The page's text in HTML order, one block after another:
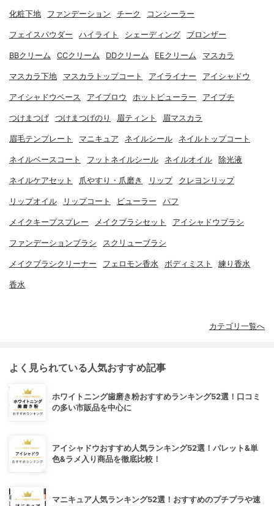
化粧下地 ファンデーション チーク コンシーラー
フェイスパウダー ハイライト シェーディング ブロンザー
BBクリーム CCクリーム DDクリーム EEクリーム マスカラ
マスカラ下地 マスカラトップコート アイライナー アイシャドウ
アイシャドウベース アイブロウ ホットビューラー アイプチ
つけまつげ つけまつげのり 眉ティント 眉マスカラ
眉毛テンプレート マニキュア ネイルシール ネイルトップコート
ネイルベースコート フットネイルシール ネイルオイル 除光液
ネイルケアセット 爪やすり・爪磨き リップ クレヨンリップ
リップオイル リップコート ビューラー パフ
メイクキープスプレー メイクブラシセット アイシャドウブラシ
ファンデーションブラシ スクリューブラシ
メイクブラシクリーナー フェロモン香水 ボディミスト 練り香水
香水
カテゴリ一覧へ
よく見られている人気おすすめ記事
ホワイトニング歯磨き粉おすすめランキング52選！口コミ
の多い市販品を中心に
アイシャドウおすすめ人気ランキング52選！パレット&単
色&ラメ入り商品を徹底比較！
マニキュア人気ランキング52選！おすすめのプチプラや速